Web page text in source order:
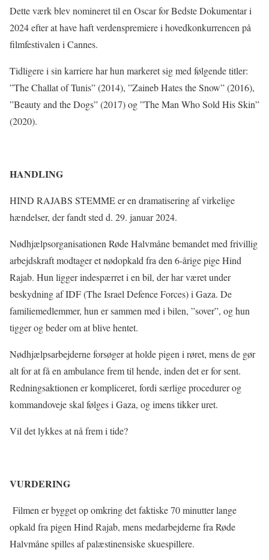
Dette værk blev nomineret til en Oscar for Bedste Dokumentar i
2024 efter at have haft verdenspremiere i hovedkonkurrencen på
filmfestivalen i Cannes.
Tidligere i sin karriere har hun markeret sig med følgende titler:
”The Challat of Tunis” (2014), ”Zaineb Hates the Snow” (2016),
”Beauty and the Dogs” (2017) og ”The Man Who Sold His Skin”
(2020).
HANDLING
HIND RAJABS STEMME er en dramatisering af virkelige
hændelser, der fandt sted d. 29. januar 2024.
Nødhjælpsorganisationen Røde Halvmåne bemandet med frivillig
arbejdskraft modtager et nødopkald fra den 6-årige pige Hind
Rajab. Hun ligger indespærret i en bil, der har været under
beskydning af IDF (The Israel Defence Forces) i Gaza. De
familiemedlemmer, hun er sammen med i bilen, ”sover”, og hun
tigger og beder om at blive hentet.
Nødhjælpsarbejderne forsøger at holde pigen i røret, mens de gør
alt for at få en ambulance frem til hende, inden det er for sent.
Redningsaktionen er kompliceret, fordi særlige procedurer og
kommandoveje skal følges i Gaza, og imens tikker uret.
Vil det lykkes at nå frem i tide?
VURDERING
Filmen er bygget op omkring det faktiske 70 minutter lange
opkald fra pigen Hind Rajab, mens medarbejderne fra Røde
Halvmåne spilles af palæstinensiske skuespillere.